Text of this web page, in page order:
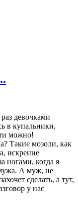
девочками
в купальники,
можно!
Такие мозоли, как
искренне
ногами, когда я
А муж, не
сделать, а тут,
у нас